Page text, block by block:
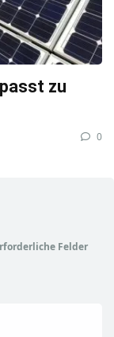
zu
0
Felder